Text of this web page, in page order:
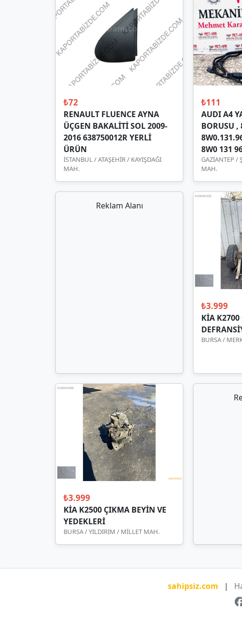
₺72
RENAULT FLUENCE AYNA
ÜÇGEN BAKALİTİ SOL 2009-
2016 638750012R YERLİ
ÜRÜN
İSTANBUL / ATAŞEHİR / KAYIŞDAĞI
MAH.
₺111
AUDI A4
BORUSU ,
8W0 131
GAZİANTEP /
MAH.
Reklam Alanı
₺3.999
KİA
BURSA /
₺3.999
KİA K2500 ÇIKMA BEYİN VE
YEDEKLERİ
BURSA / YILDIRIM / MİLLET MAH.
sahipsiz.com |